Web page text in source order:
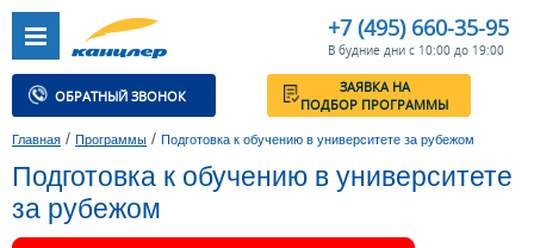
+7 (495) 660-35-95
В будние дни с 10:00 до 19:00
ОБРАТНЫЙ ЗВОНОК
ЗАЯВКА НА
ПОДБОР ПРОГРАММЫ
Главная / Программы / Подготовка к обучению в университете за рубежом
Подготовка к обучению в университете
за рубежом